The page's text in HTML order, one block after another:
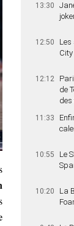
13:30
12:50
Les
City
12:12
de
des
11:33
10:55
Le
10:20
La